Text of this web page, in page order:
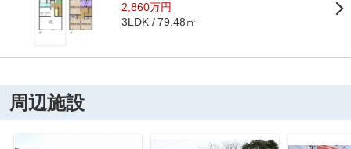
2,860万円
3LDK 79.48㎡
周辺施設